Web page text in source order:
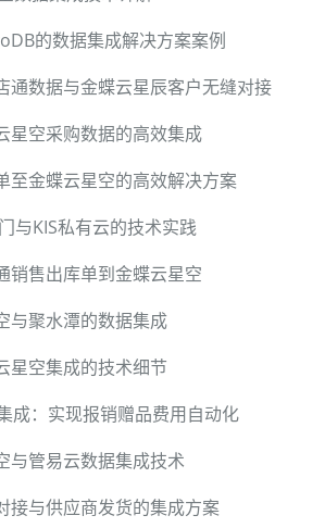
的数据集成解决方案案例
通数据与金蝶云星辰客户无缝对接
星空采购数据的高效集成
至金蝶云星空的高效解决方案
与KIS私有云的技术实践
销售出库单到金蝶云星空
与聚水潭的数据集成
星空集成的技术细节
成：实现报销赠品费用自动化
与管易云数据集成技术
接与供应商发货的集成方案